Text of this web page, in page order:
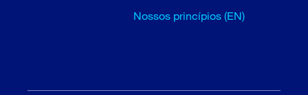
Nossos princípios (EN)